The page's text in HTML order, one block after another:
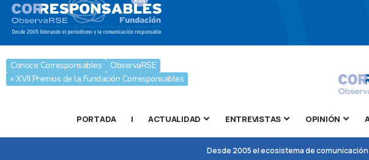
Conoce Corresponsables
ObservaRSE
» XVII Premios de la Fundación Corresponsables
PORTADA | ACTUALIDAD ENTREVISTAS OPINIÓN
Desde 2005 el ecosistema de comunicación